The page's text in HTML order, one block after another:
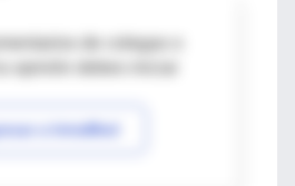
de colegas o
a IntraMed